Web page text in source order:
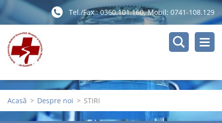
Tel./Fax.: 0360.101.160, Mobil: 0741-108.129
Acasă > Despre noi > STIRI